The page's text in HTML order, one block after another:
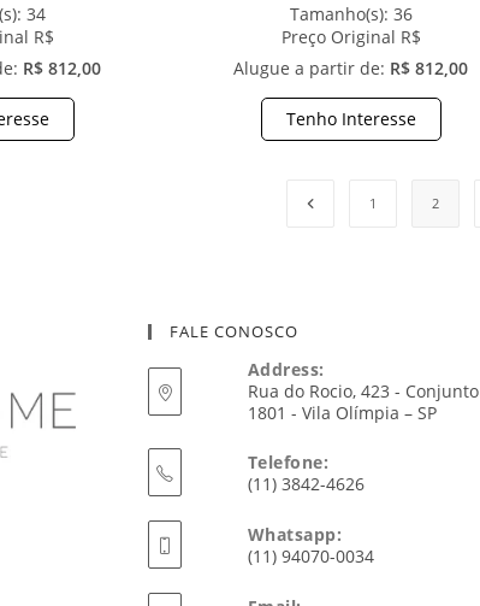
34
R$
R$ 812,00
Tamanho(s): 36
Preço Original R$
Alugue a partir de: R$ 812,00
Tenho Interesse
1 2
FALE CONOSCO
Address:
Rua do Rocio, 423 - Conjunto
1801 - Vila Olímpia – SP
Telefone:
(11) 3842-4626
Whatsapp:
(11) 94070-0034